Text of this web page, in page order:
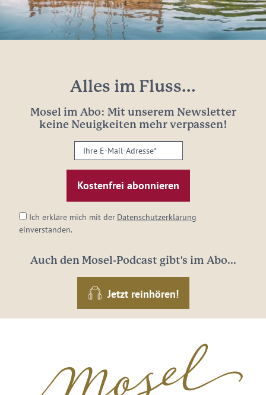
Alles im Fluss...
Mosel im Abo: Mit unserem Newsletter
keine Neuigkeiten mehr verpassen!
Ihre
E-
Mail-
Adresse:
Ich erkläre mich mit der Datenschutzerklärung
einverstanden.
Auch den Mosel-Podcast gibt's im Abo...
Jetzt reinhören!